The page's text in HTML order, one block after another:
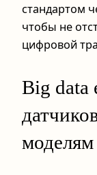
стандартом
чтобы не
цифровой
Big data
моделям